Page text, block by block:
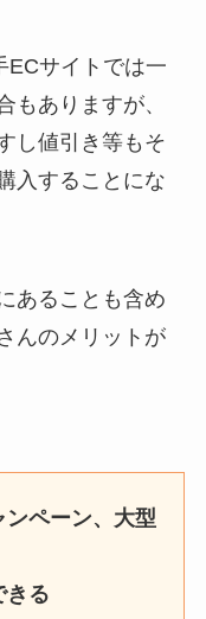
ECサイトでは一
もありますが、
し値引き等もそ
入することにな
あることも含め
んのメリットが
ペーン、大型
きる